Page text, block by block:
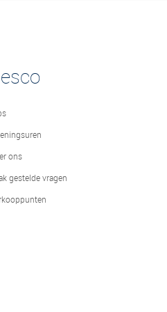
ons
gestelde vragen